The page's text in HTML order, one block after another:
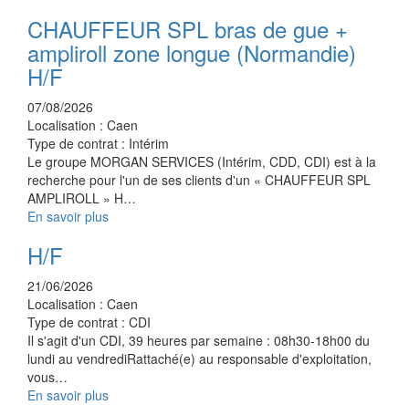
CHAUFFEUR SPL bras de gue +
ampliroll zone longue (Normandie)
H/F
07/08/2026
Localisation : Caen
Type de contrat : Intérim
Le groupe MORGAN SERVICES (Intérim, CDD, CDI) est à la
recherche pour l'un de ses clients d'un « CHAUFFEUR SPL
AMPLIROLL » H…
En savoir plus
H/F
21/06/2026
Localisation : Caen
Type de contrat : CDI
Il s'agit d'un CDI, 39 heures par semaine : 08h30-18h00 du
lundi au vendrediRattaché(e) au responsable d'exploitation,
vous…
En savoir plus